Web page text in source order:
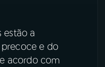
estão a
e do
acordo com